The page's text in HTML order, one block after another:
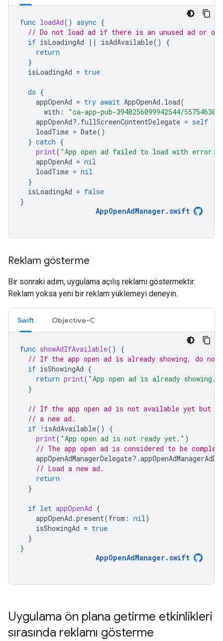
func loadAd() async {
// Do not load ad if there is an unused ad or
if isLoadingAd || isAdAvailable()
{
return
}
isLoadingAd = true
do {
appOpenAd = try await AppOpenAd . load(
with :
"ca-app-pub-3940256099942544/
appOpenAd?. fullScreenContentDelegate = self
loadTime = Date()
} catch {
print( "App open ad failed to load with error:
appOpenAd = nil
loadTime = nil
}
isLoadingAd = false
}
AppOpenAdManager.swift
Reklam gösterme
Bir sonraki adım, uygulama açılış reklamı göstermektir.
Reklam yoksa yeni bir reklam yüklemeyi deneyin.
Swift Objective-C
func showAdIfAvailable()
{
// If the app open ad is already showing, do not
if isShowingAd {
return print( "App open ad is already showing."
}
// If the app open ad is not available yet but is
// a new ad.
if ! isAdAvailable()
{
print( "App open ad is not ready yet." )
// The app open ad is considered to be
appOpenAdManagerDelegate?.
// Load a new ad.
return
}
if let appOpenAd {
appOpenAd .present(from : nil)
isShowingAd = true
}
}
AppOpenAdManager.swift
Uygulama ön plana getirme etkinlikleri
sırasında reklamı gösterme